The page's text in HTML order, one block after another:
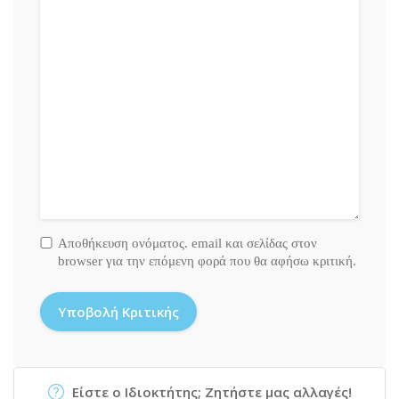
Αποθήκευση ονόματος. email και σελίδας στον
browser για την επόμενη φορά που θα αφήσω κριτική.
Είστε ο Ιδιοκτήτης; Ζητήστε μας αλλαγές!